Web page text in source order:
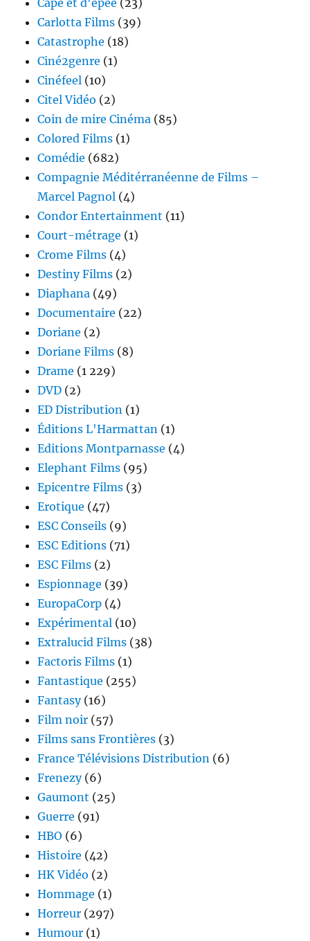
Cape et d'épée (23)
Carlotta Films (39)
Catastrophe (18)
Ciné2genre (1)
Cinéfeel (10)
Citel Vidéo (2)
Coin de mire Cinéma (85)
Colored Films (1)
Comédie (682)
Compagnie Méditérranéenne de Films –
Marcel Pagnol (4)
Condor Entertainment (11)
Court-métrage (1)
Crome Films (4)
Destiny Films (2)
Diaphana (49)
Documentaire (22)
Doriane (2)
Doriane Films (8)
Drame (1 229)
DVD (2)
ED Distribution (1)
Éditions L'Harmattan (1)
Editions Montparnasse (4)
Elephant Films (95)
Epicentre Films (3)
Erotique (47)
ESC Conseils (9)
ESC Editions (71)
ESC Films (2)
Espionnage (39)
EuropaCorp (4)
Expérimental (10)
Extralucid Films (38)
Factoris Films (1)
Fantastique (255)
Fantasy(16)
Film noir (57)
Films sans Frontières (3)
France Télévisions Distribution (6)
Frenezy(6)
Gaumont (25)
Guerre (91)
HBO (6)
Histoire (42)
HK Vidéo (2)
Hommage (1)
Horreur (297)
Humour (1)